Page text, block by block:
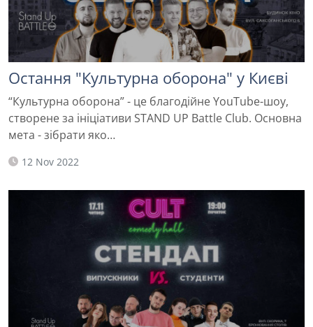
Остання "Культурна оборона" у Києві
“Культурна оборона” - це благодійне YouTube-шоу,
створене за ініціативи STAND UP Battle Club. Основна
мета - зібрати яко…
12 Nov 2022